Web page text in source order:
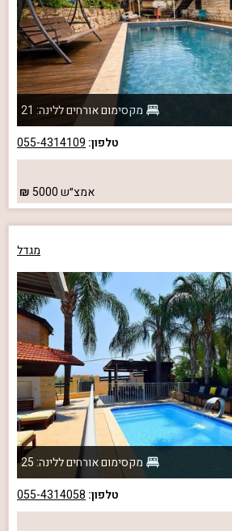
מקסימום אורחים ללינה: 21
טלפון: 055-4314109
אמצ״ש5000
מגדל
מקסימום אורחים ללינה: 25
טלפון: 055-4314058